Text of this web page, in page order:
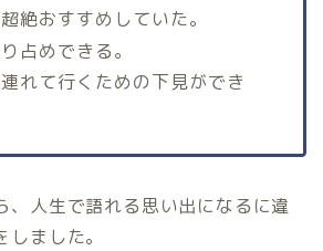
絶おすすめしていた。
占めできる。
れて行くための下見ができ
、人生で語れる思い出になるに違
ました。